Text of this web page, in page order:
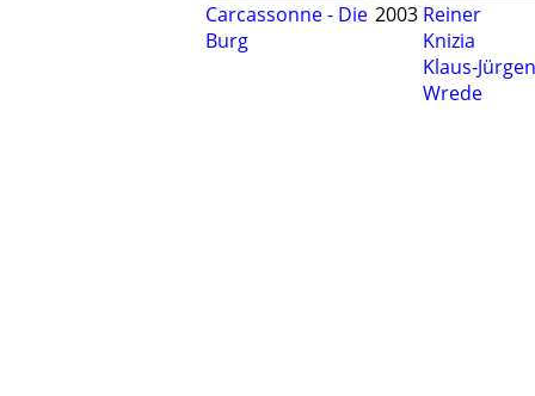
Carcassonne - Die
Burg
2003 Reiner
Knizia
Klaus-Jürgen
Wrede